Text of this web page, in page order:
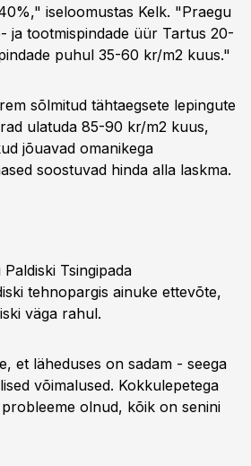
iseloomustas Kelk. "Praegu
ja tootmispindade üür Tartus 20-
puhul 35-60 kr/m2 kuus."
sõlmitud tähtaegsete lepingute
ulatuda 85-90 kr/m2 kuus,
jõuavad omanikega
soostuvad hinda alla laskma.
Tsingipada
tehnopargis ainuke ettevõte,
väga rahul.
et läheduses on sadam - seega
võimalused. Kokkulepetega
olnud, kõik on senini